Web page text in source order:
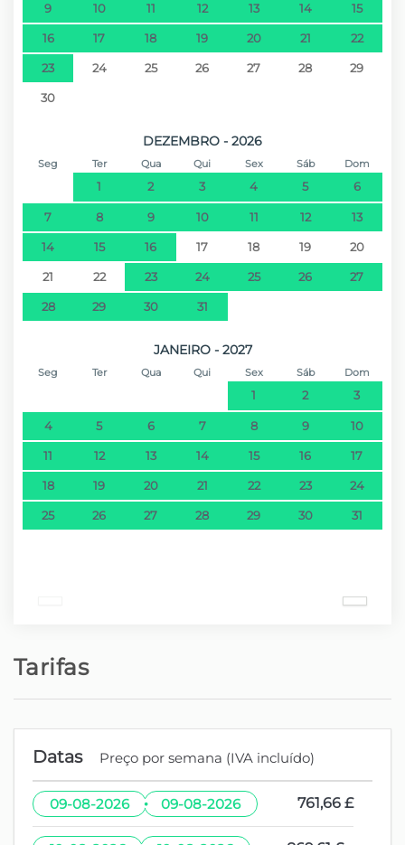
9 10 11 12 13 14 15
16 17 18 19 20 21 22
23 24 25 26 27 28 29
30
DEZEMBRO - 2026
Seg Ter Qua Qui Sex Sáb Dom
1 2 3 4 5 6
7 8 9 10 11 12 13
14 15 16 17 18 19 20
21 22 23 24 25 26 27
28 29 30 31
JANEIRO - 2027
Seg Ter Qua Qui Sex Sáb Dom
1 2 3
4 5 6 7 8 9 10
11 12 13 14 15 16 17
18 19 20 21 22 23 24
25 26 27 28 29 30 31
Tarifas
Datas Preço por semana (IVA incluído)
09-08-2026 · 09-08-2026 761,66 £